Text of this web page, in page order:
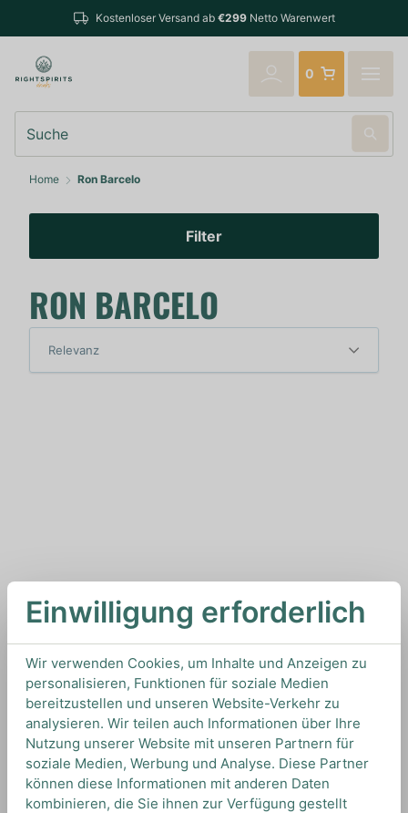
Kostenloser Versand ab €299 Netto Warenwert
0
Home Ron Barcelo
Filter
RON BARCELO
Einwilligung erforderlich
Wir verwenden Cookies, um Inhalte und Anzeigen zu
personalisieren, Funktionen für soziale Medien
bereitzustellen und unseren Website-Verkehr zu
analysieren. Wir teilen auch Informationen über Ihre
Nutzung unserer Website mit unseren Partnern für
soziale Medien, Werbung und Analyse. Diese Partner
können diese Informationen mit anderen Daten
kombinieren, die Sie ihnen zur Verfügung gestellt